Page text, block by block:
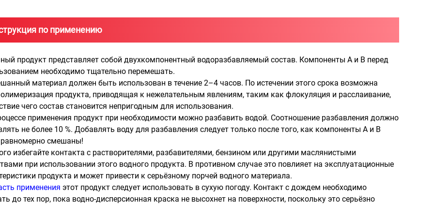
по применению
продукт представляет собой двухкомпонентный водоразбавляемый состав. Компоненты А и В перед
необходимо тщательно перемешать.
материал должен быть использован в течение 2–4 часов. По истечении этого срока возможна
продукта, приводящая к нежелательным явлениям, таким как флокуляция и расслаивание,
чего состав становится непригодным для использования.
применения продукт при необходимости можно разбавить водой. Соотношение разбавления должно
не более 10 %. Добавлять воду для разбавления следует только после того, как компоненты А и В
равномерно смешаны!
избегайте контакта с растворителями, разбавителями, бензином или другими маслянистыми
при использовании этого водного продукта. В противном случае это повлияет на эксплуатационные
продукта и может привести к серьёзному порчей водного материала.
применения этот продукт следует использовать в сухую погоду. Контакт с дождем необходимо
до тех пор, пока водно-дисперсионная краска не высохнет на поверхности, поскольку это серьёзно